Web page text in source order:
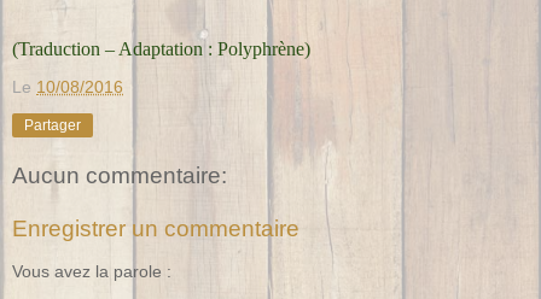
(Traduction – Adaptation : Polyphrène)
Le 10/08/2016
Partager
Aucun commentaire:
Enregistrer un commentaire
Vous avez la parole :